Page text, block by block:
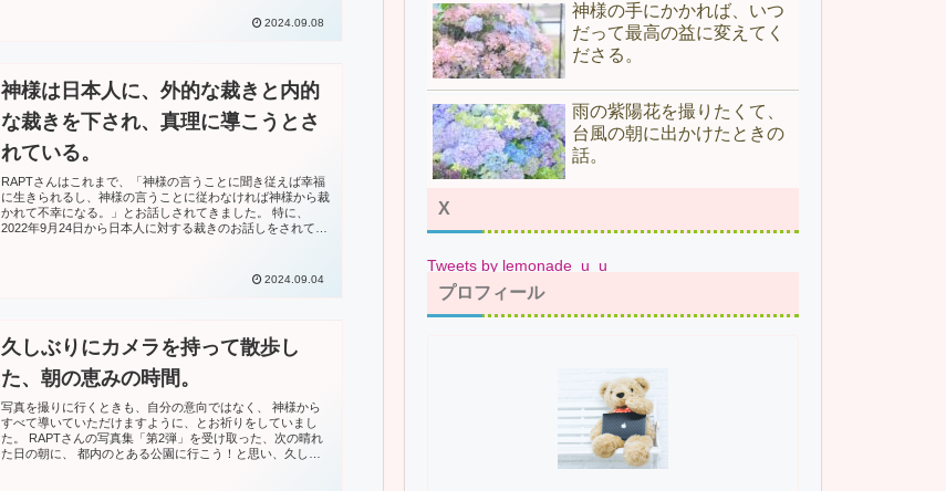
2024.09.08
神様は日本人に、外的な裁きと内的
な裁きを下され、真理に導こうとさ
れている。
RAPTさんはこれまで、「神様の言うことに聞き従えば幸福
に生きられるし、神様の言うことに従わなければ神様から裁
かれて不幸になる。」とお話しされてきました。 特に、
2022年9月24日から日本人に対する裁きのお話しをされてか
2024.09.04
久しぶりにカメラを持って散歩し
た、朝の恵みの時間。
写真を撮りに行くときも、自分の意向ではなく、 神様から
すべて導いていただけますように、とお祈りをしていまし
た。 RAPTさんの写真集「第2弾」を受け取った、次の晴れ
た日の朝に、 都内のとある公園に行こう！と思い、久しぶ
神様の手にかかれば、いつ
だって最高の益に変えてく
ださる。
雨の紫陽花を撮りたくて、
台風の朝に出かけたときの
話。
X
Tweets by lemonade_u_u
プロフィール